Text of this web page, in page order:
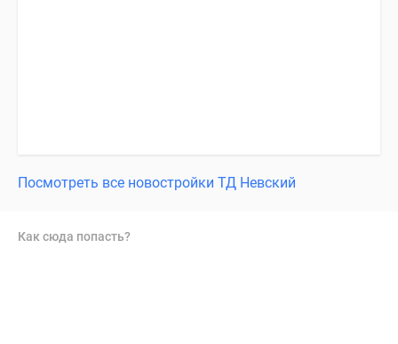
Посмотреть все новостройки ТД Невский
Как сюда попасть?